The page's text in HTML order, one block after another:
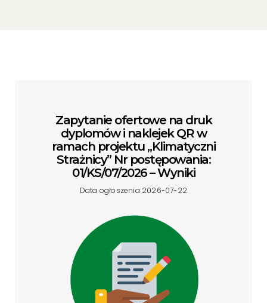
Zapytanie ofertowe na druk
dyplomów i naklejek QR w
ramach projektu „Klimatyczni
Strażnicy” Nr postępowania:
01/KS/07/2026 – Wyniki
Data ogłoszenia 2026-07-22